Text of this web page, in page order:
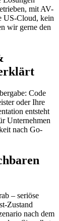
mit AV-
US-Cloud, kein
wir gerne den
Code
oder Ihre
entsteht
Unternehmen
nach Go-
– seriöse
Zustand
nach dem